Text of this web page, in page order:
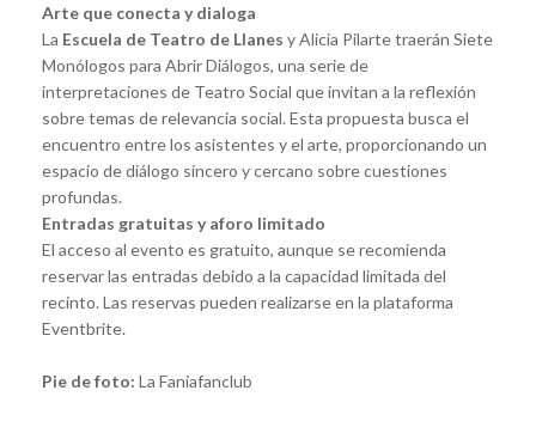
Arte que conecta y dialoga
La Escuela de Teatro de Llanes y Alicia Pilarte traerán Siete
Monólogos para Abrir Diálogos, una serie de
interpretaciones de Teatro Social que invitan a la reflexión
sobre temas de relevancia social. Esta propuesta busca el
encuentro entre los asistentes y el arte, proporcionando un
espacio de diálogo sincero y cercano sobre cuestiones
profundas.
Entradas gratuitas y aforo limitado
El acceso al evento es gratuito, aunque se recomienda
reservar las entradas debido a la capacidad limitada del
recinto. Las reservas pueden realizarse en la plataforma
Eventbrite.
Pie de foto: La Faniafanclub